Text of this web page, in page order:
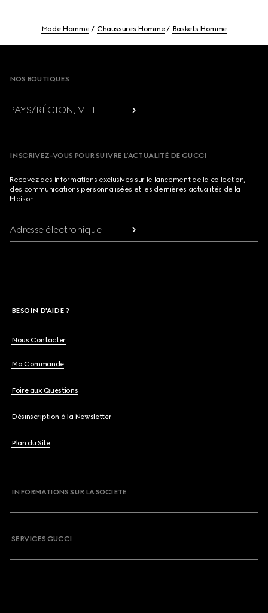
Mode Homme Chaussures Homme Baskets Homme
NOS BOUTIQUES
PAYS/RÉGION, VILLE
INSCRIVEZ-VOUS POUR SUIVRE L’ACTUALITÉ DE GUCCI
Recevez des informations exclusives sur le lancement de la collection,
des communications personnalisées et les dernières actualités de la
Maison.
Adresse électronique
BESOIN D'AIDE ?
Nous Contacter
Ma Commande
Foire aux Questions
Désinscription à la Newsletter
Plan du Site
INFORMATIONS SUR LA SOCIETE
SERVICES GUCCI